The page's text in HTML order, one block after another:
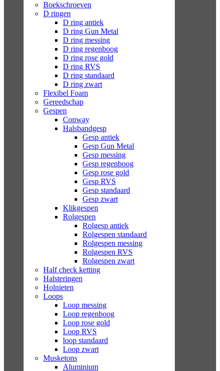
Boekschroeven
D ringen
D ring antiek
D ring Gun Metal
D ring messing
D ring regenboog
D ring rose gold
D ring RVS
D ring standaard
D ring zwart
Flexibel Foam
Gereedschap
Gespen
Conway
Halsbandgesp
Gesp antiek
Gesp Gun Metal
Gesp messing
Gesp regenboog
Gesp rose gold
Gesp RVS
Gesp standaard
Gesp zwart
Klikgespen
Rolgespen
Rolgesp antiek
Rolgespen standaard
Rolgespen messing
Rolgespen RVS
Rolgespen zwart
Half check ketting
Halsteringen
Holnieten
Loops
Loop messing
Loop regenboog
Loop rose gold
Loop RVS
loop standaard
Loop zwart
Musketons
Aluminium